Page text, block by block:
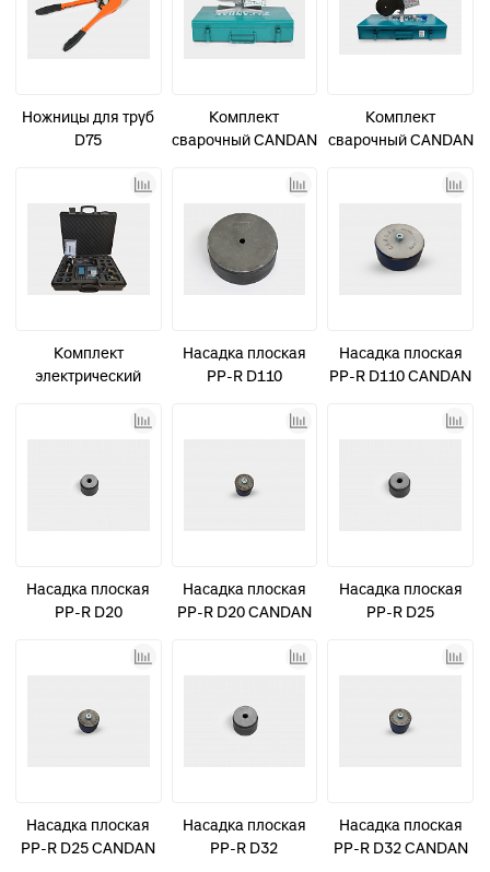
Ножницы для труб
D75
Комплект
сварочный CANDAN
Комплект
сварочный CANDAN
Комплект
электрический
надвижных гильз
Насадка плоская
PP-R D110
Насадка плоская
PP-R D110 CANDAN
Насадка плоская
PP-R D20
Насадка плоская
PP-R D20 CANDAN
Насадка плоская
PP-R D25
Насадка плоская
PP-R D25 CANDAN
Насадка плоская
PP-R D32
Насадка плоская
PP-R D32 CANDAN